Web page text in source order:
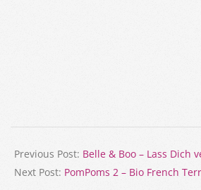
08-
15
Previous Post: Belle & Boo – Lass Dich
Next Post: PomPoms 2 – Bio French